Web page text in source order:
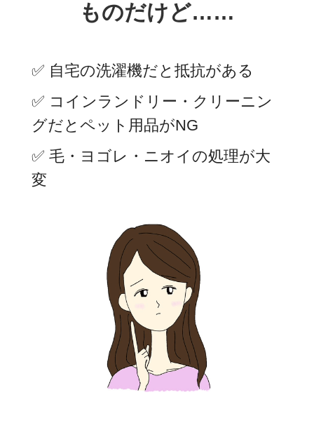
ものだけど……
✅ 自宅の洗濯機だと抵抗がある
✅ コインランドリー・クリーニン
グだとペット用品がNG
✅ 毛・ヨゴレ・ニオイの処理が大
変